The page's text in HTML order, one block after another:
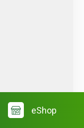
eShop